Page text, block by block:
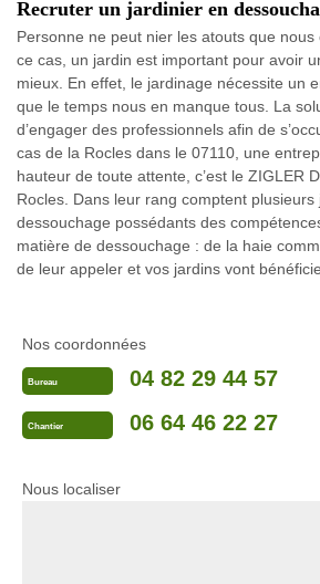
Recruter un jardinier en
Personne ne peut nier les atouts que
ce cas, un jardin est important pour avoir
mieux. En effet, le jardinage nécessite un
que le temps nous en manque tous. La
d’engager des professionnels afin de
cas de la Rocles dans le 07110, une
hauteur de toute attente, c’est le ZIGLER
Rocles. Dans leur rang comptent plusieurs
dessouchage possédants des
matière de dessouchage : de la haie
de leur appeler et vos jardins vont
Nos coordonnées
Bureau 04 82 29 44 57
Chantier 06 64 46 22 27
Nous localiser